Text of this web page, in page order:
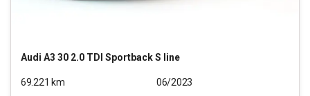
Audi A3 30 2.0 TDI Sportback S line
69.221 km
06/2023